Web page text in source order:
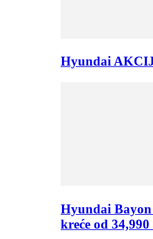
Hyundai
Hyundai
kreće od